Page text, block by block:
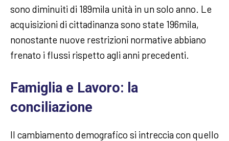
sono diminuiti di 189mila unità in un solo anno. Le
acquisizioni di cittadinanza sono state 196mila,
nonostante nuove restrizioni normative abbiano
frenato i flussi rispetto agli anni precedenti.
Famiglia e Lavoro: la
conciliazione
Il cambiamento demografico si intreccia con quello